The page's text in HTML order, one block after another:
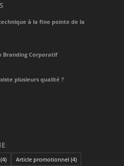
technique à la fine pointe de la
Branding Corporatif
plusieurs qualité ?
Article promotionnel (4)